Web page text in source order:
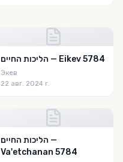
הליכות החיים — Eikev 5784
Экев
22 авг. 2024 г.
הליכות החיים —
Va'etchanan 5784